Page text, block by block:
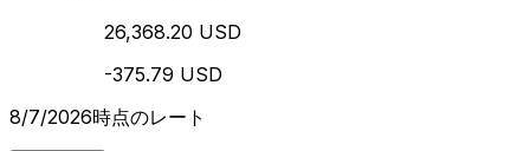
26,368.20 USD
-375.79 USD
8/7/2026時点のレート